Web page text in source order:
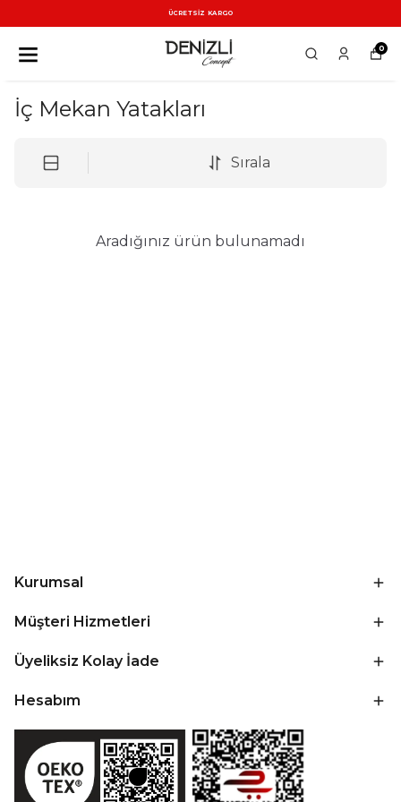
ÜCRETSİZ KARGO
0
İç Mekan Yatakları
Sırala
Aradığınız ürün bulunamadı
Kurumsal
Müşteri Hizmetleri
Üyeliksiz Kolay İade
Hesabım